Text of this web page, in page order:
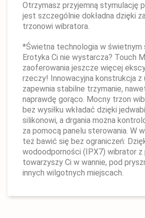
Otrzymasz przyjemną stymulację
jest szczególnie dokładna dzięki
trzonowi wibratora.
*Świetna technologia w świetnym
Erotyka Ci nie wystarcza? Touch
zaoferowania jeszcze więcej
rzeczy! Innowacyjna konstrukcja z
zapewnia stabilne trzymanie,
naprawdę gorąco. Mocny trzon
bez wysiłku wkładać dzięki
silikonowi, a drgania można
za pomocą panelu sterowania. W
też bawić się bez ograniczeń:
wodoodporności (IPX7) wibrator z
towarzyszy Ci w wannie, pod
innych wilgotnych miejscach.